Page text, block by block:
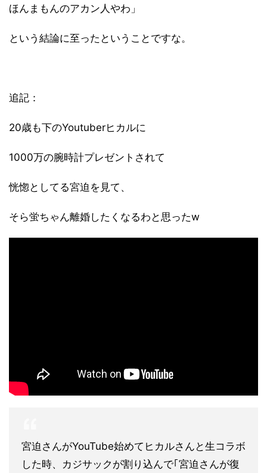
ほんまもんのアカン人やわ」
という結論に至ったということですな。
追記：
20歳も下のYoutuberヒカルに
1000万の腕時計プレゼントされて
恍惚としてる宮迫 を見て、
そら蛍ちゃん離婚したくなるわと思ったw
宮迫さんがYouTube始めてヒカルさんと生コラボ
した時、カジサックが割り込んで｢宮迫さんが復